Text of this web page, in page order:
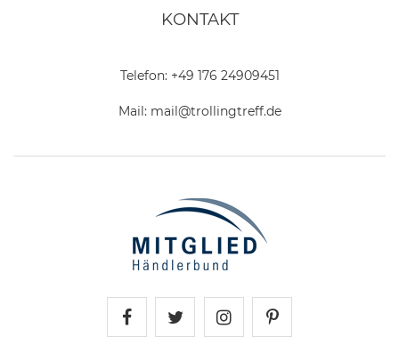
KONTAKT
Telefon: +49 176 24909451
Mail: mail@trollingtreff.de